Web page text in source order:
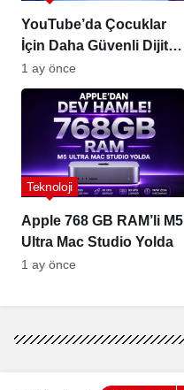
YouTube’da Çocuklar
İçin Daha Güvenli Dijital
Deneyim
1 ay önce
Apple 768 GB RAM’li M5
Ultra Mac Studio Yolda
Teknoloji
1 ay önce